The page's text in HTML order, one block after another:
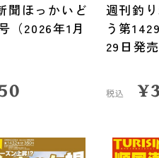
聞ほっかいど
（2026年1月
週刊釣
う第
29日発売
税込 ¥